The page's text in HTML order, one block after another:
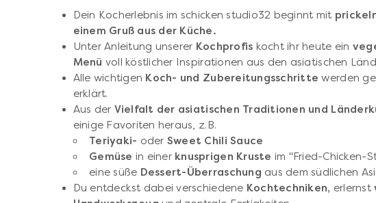
Dein Kocherlebnis im schicken studio32 beginnt mit
einem Gruß aus der Küche.
Unter Anleitung unserer Kochprofis kocht ihr heute ein
Menü voll köstlicher Inspirationen aus den asiatischen
Alle wichtigen Koch- und Zubereitungsschritte werden
erklärt.
Aus der Vielfalt der asiatischen Traditionen und
einige Favoriten heraus, z.B.
Teriyaki- oder Sweet Chili Sauce
Gemüse in einer knusprigen Kruste im "Fried-Chicken-
eine süße Dessert-Überraschung aus dem südlichen
Du entdeckst dabei verschiedene Kochtechniken, erlernst